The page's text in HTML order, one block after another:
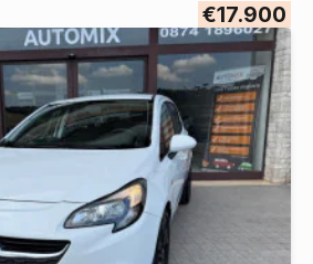
€17.900